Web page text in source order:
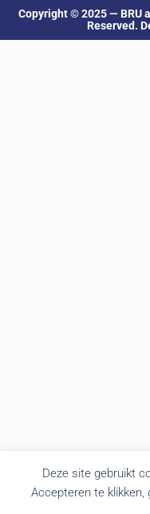
Deze site gebruikt
Accepteren te klikken,
Copyright © 2025 — BRU
Reserved.